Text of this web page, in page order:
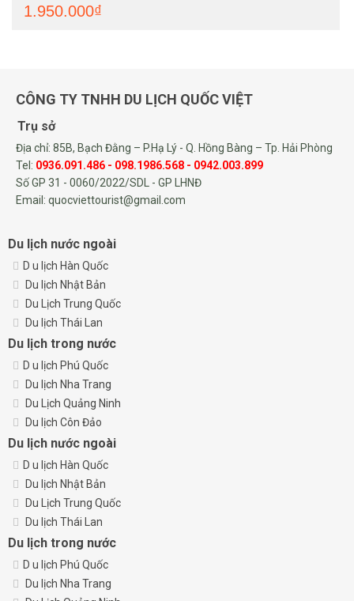
1.950.000₫
CÔNG TY TNHH DU LỊCH QUỐC VIỆT
Trụ sở
Địa chỉ: 85B, Bạch Đằng – P.Hạ Lý - Q. Hồng Bàng – Tp. Hải Phòng
Tel: 0936.091.486 - 098.1986.568 - 0942.003.899
Số GP 31 - 0060/2022/SDL - GP LHNĐ
Email: quocviettourist@gmail.com
Du lịch nước ngoài
D u lịch Hàn Quốc
Du lịch Nhật Bản
Du Lịch Trung Quốc
Du lịch Thái Lan
Du lịch trong nước
D u lịch Phú Quốc
Du lịch Nha Trang
Du Lịch Quảng Ninh
Du lịch Côn Đảo
Du lịch nước ngoài
D u lịch Hàn Quốc
Du lịch Nhật Bản
Du Lịch Trung Quốc
Du lịch Thái Lan
Du lịch trong nước
D u lịch Phú Quốc
Du lịch Nha Trang